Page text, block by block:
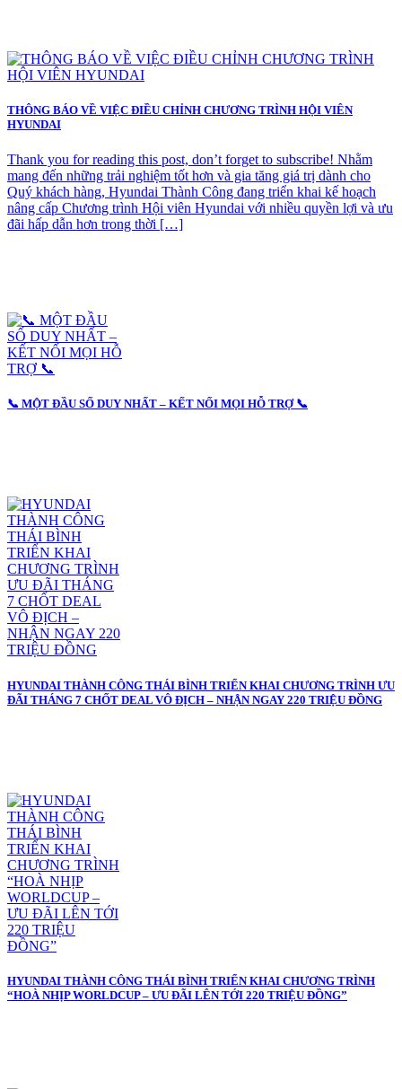
THÔNG BÁO VỀ VIỆC ĐIỀU CHỈNH CHƯƠNG TRÌNH HỘI VIÊN
HYUNDAI
Thank you for reading this post, don’t forget to subscribe! Nhằm
mang đến những trải nghiệm tốt hơn và gia tăng giá trị dành cho
Quý khách hàng, Hyundai Thành Công đang triển khai kế hoạch
nâng cấp Chương trình Hội viên Hyundai với nhiều quyền lợi và ưu
đãi hấp dẫn hơn trong thời […]
📞 MỘT ĐẦU SỐ DUY NHẤT – KẾT NỐI MỌI HỖ TRỢ 📞
HYUNDAI THÀNH CÔNG THÁI BÌNH TRIỂN KHAI CHƯƠNG TRÌNH ƯU
ĐÃI THÁNG 7 CHỐT DEAL VÔ ĐỊCH – NHẬN NGAY 220 TRIỆU ĐỒNG
HYUNDAI THÀNH CÔNG THÁI BÌNH TRIỂN KHAI CHƯƠNG TRÌNH
“HOÀ NHỊP WORLDCUP – ƯU ĐÃI LÊN TỚI 220 TRIỆU ĐỒNG”